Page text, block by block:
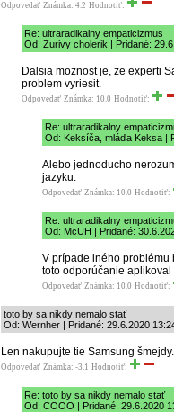
Odpovedať Známka: 4.2 Hodnotiť:
Re: ultraradikalny empaticizmus
Od: Zurivy cholerik | Pridané:
Dalsia moznost je, ze experti
problem vyriesit.
Odpovedať Známka: 10.0 Hodnotiť:
Re: ultraradikalny
Od: Keksíča, mláďa Keksa |
Alebo jednoducho
jazyku.
Odpovedať Známka: 10.0 Hodnotiť:
Re: ultraradikalny
Od: McUH | Pridané:
V prípade iného problému
toto odporúčanie
Odpovedať Známka: 10.0 Hodnotiť:
toto by sa nikdy nemalo stať
Od: Wernher | Pridané: 29.6.2020
Len nakupujte tie Samsung
Odpovedať Známka: -3.1 Hodnotiť:
Re: toto by sa nikdy nemalo stať
Od: COOO | Pridané: 29.6.2020